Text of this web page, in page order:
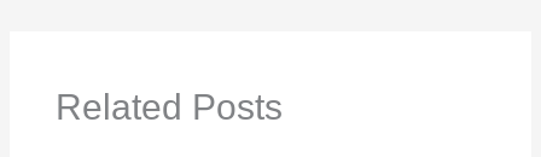
Related Posts